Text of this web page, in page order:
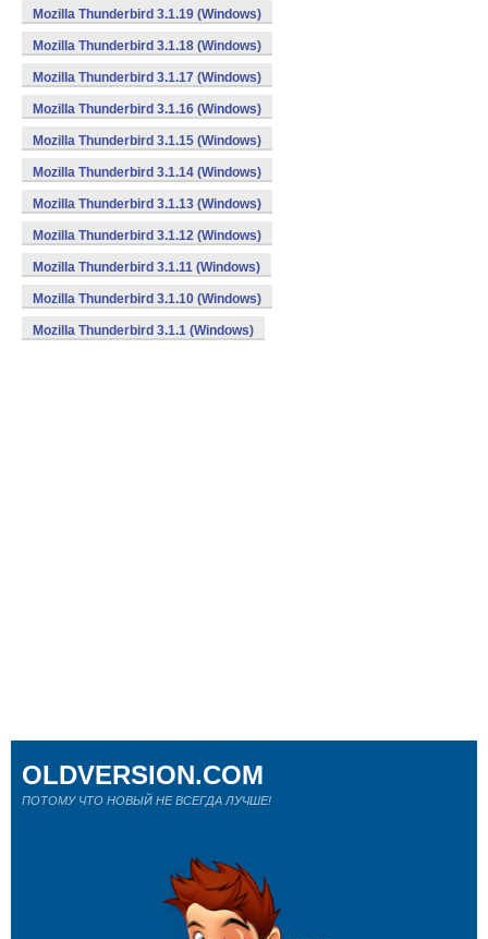
Mozilla Thunderbird 3.1.19 (Windows)
Mozilla Thunderbird 3.1.18 (Windows)
Mozilla Thunderbird 3.1.17 (Windows)
Mozilla Thunderbird 3.1.16 (Windows)
Mozilla Thunderbird 3.1.15 (Windows)
Mozilla Thunderbird 3.1.14 (Windows)
Mozilla Thunderbird 3.1.13 (Windows)
Mozilla Thunderbird 3.1.12 (Windows)
Mozilla Thunderbird 3.1.11 (Windows)
Mozilla Thunderbird 3.1.10 (Windows)
Mozilla Thunderbird 3.1.1 (Windows)
OLDVERSION.COM
ПОТОМУ ЧТО НОВЫЙ НЕ ВСЕГДА ЛУЧШЕ!